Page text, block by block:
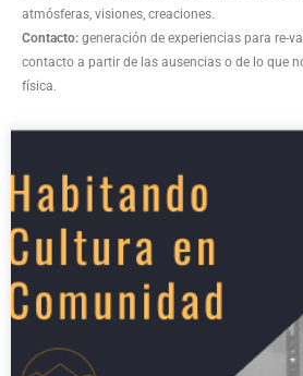
atmósferas, visiones, creaciones.
Contacto: generación de experiencias para re-
contacto a partir de las ausencias o de lo que
física.